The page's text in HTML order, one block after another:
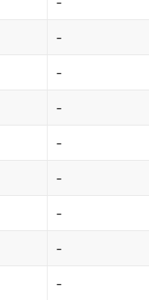
-
-
-
-
-
-
-
-